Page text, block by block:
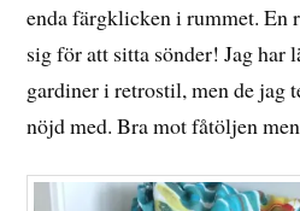
enda färgklicken i rummet. En
sig för att sitta sönder! Jag har
gardiner i retrostil, men de jag
nöjd med. Bra mot fåtöljen